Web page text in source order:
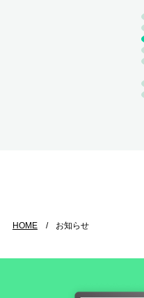
HOME お知らせ